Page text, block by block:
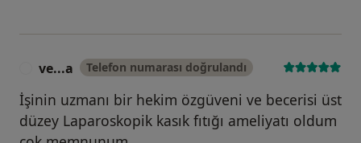
ve...a Telefon numarası doğrulandı
İşinin uzmanı bir hekim özgüveni ve becerisi üst
düzey Laparoskopik kasık fıtığı ameliyatı oldum